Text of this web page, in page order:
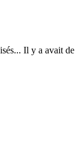
Il y a avait de